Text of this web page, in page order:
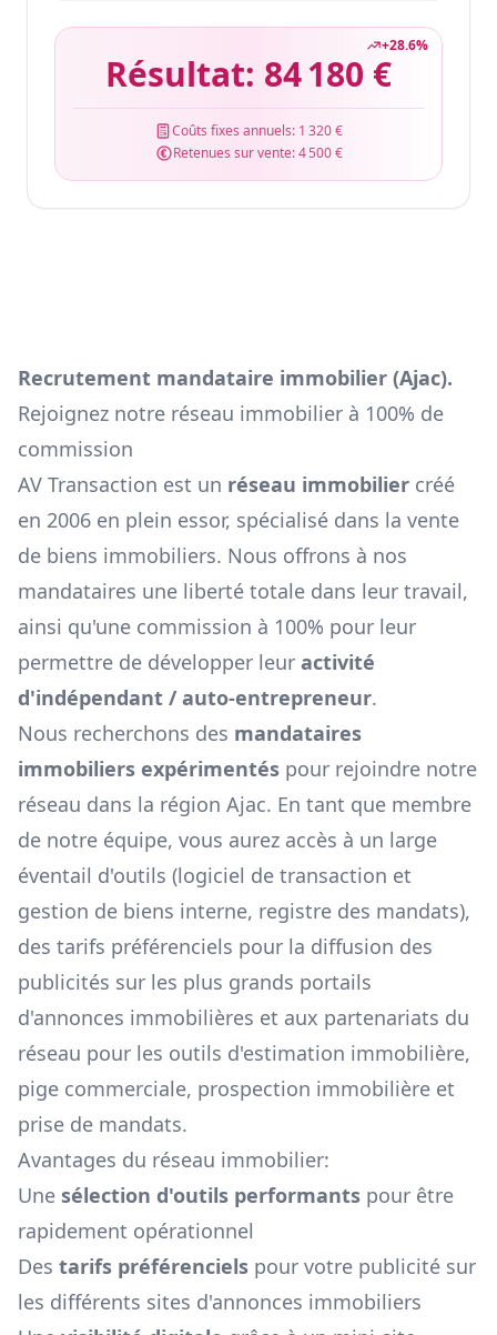
+28.6%
Résultat: 84 180 €
Coûts fixes annuels: 1 320 €
Retenues sur vente:4 500 €
Recrutement mandataire immobilier (Ajac).
Rejoignez notre réseau immobilier à 100% de
commission
AV Transaction est un réseau immobilier créé
en 2006 en plein essor, spécialisé dans la vente
de biens immobiliers. Nous offrons à nos
mandataires une liberté totale dans leur travail,
ainsi qu'une commission à 100% pour leur
permettre de développer leur activité
d'indépendant / auto-entrepreneur.
Nous recherchons des mandataires
immobiliers expérimentés pour rejoindre notre
réseau dans la région Ajac. En tant que membre
de notre équipe, vous aurez accès à un large
éventail d'outils (logiciel de transaction et
gestion de biens interne, registre des mandats),
des tarifs préférenciels pour la diffusion des
publicités sur les plus grands portails
d'annonces immobilières et aux partenariats du
réseau pour les outils d'estimation immobilière,
pige commerciale, prospection immobilière et
prise de mandats.
Avantages du réseau immobilier:
Une sélection d'outils performants pour être
rapidement opérationnel
Des tarifs préférenciels pour votre publicité sur
les différents sites d'annonces immobiliers